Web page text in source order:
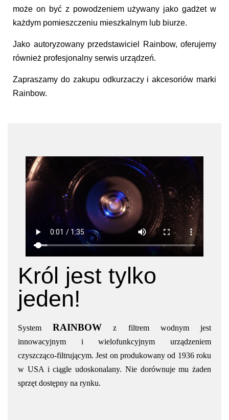
może on być z powodzeniem używany jako gadżet w
każdym pomieszczeniu mieszkalnym lub biurze.
Jako autoryzowany przedstawiciel Rainbow, oferujemy
również profesjonalny serwis urządzeń.
Zapraszamy do zakupu odkurzaczy i akcesoriów marki
Rainbow.
Król jest tylko
jeden!
System RAINBOW z filtrem wodnym jest
innowacyjnym i wielofunkcyjnym urządzeniem
czyszcząco-filtrującym. Jest on produkowany od 1936 roku
w USA i ciągle udoskonalany. Nie dorównuje mu żaden
sprzęt dostępny na rynku.